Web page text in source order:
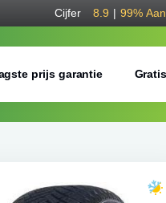
Cijfer 8.9 | 99%
prijs garantie